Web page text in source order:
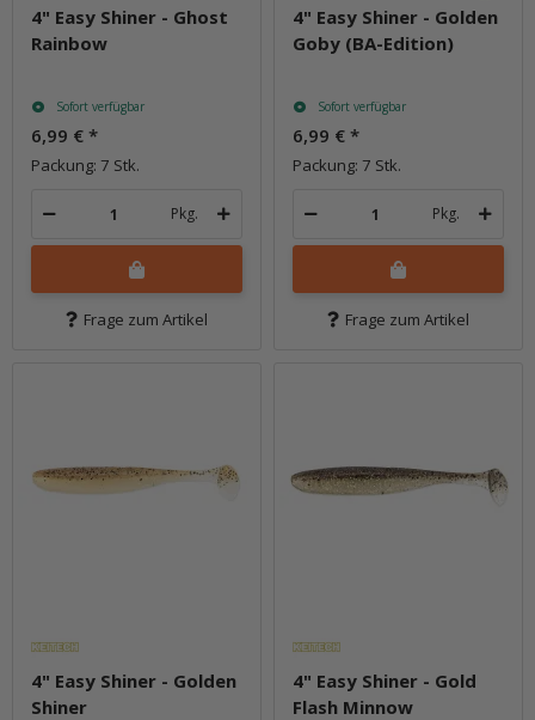
4" Easy Shiner - Ghost
Rainbow
Sofort verfügbar
6,99 € *
Packung: 7 Stk.
Pkg.
Frage zum Artikel
4" Easy Shiner - Golden
Goby (BA-Edition)
Sofort verfügbar
6,99 € *
Packung: 7 Stk.
Pkg.
Frage zum Artikel
4" Easy Shiner - Golden
Shiner
4" Easy Shiner - Gold
Flash Minnow